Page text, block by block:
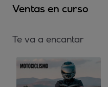
Ventas en curso
Te va a encantar